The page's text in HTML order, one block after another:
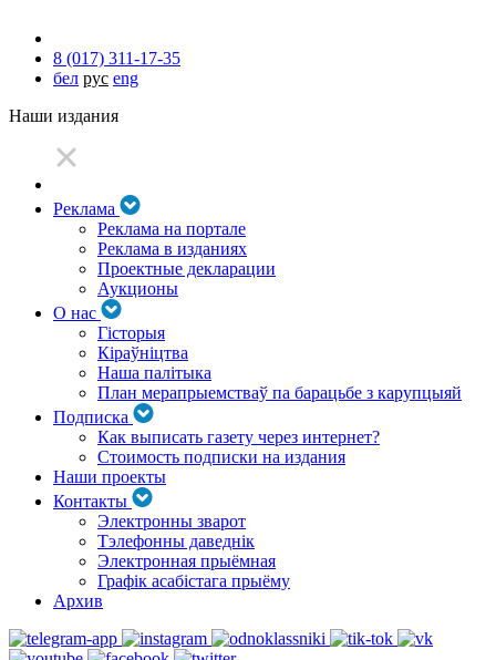
8 (017) 311-17-35
бел рус eng
Наши издания
Реклама
Реклама на портале
Реклама в изданиях
Проектные декларации
Аукционы
О нас
Гісторыя
Кіраўніцтва
Наша палітыка
План мерапрыемстваў па барацьбе з карупцыяй
Подписка
Как выписать газету через интернет?
Стоимость подписки на издания
Наши проекты
Контакты
Электронны зварот
Тэлефонны даведнік
Электронная прыёмная
Графік асабістага прыёму
Архив